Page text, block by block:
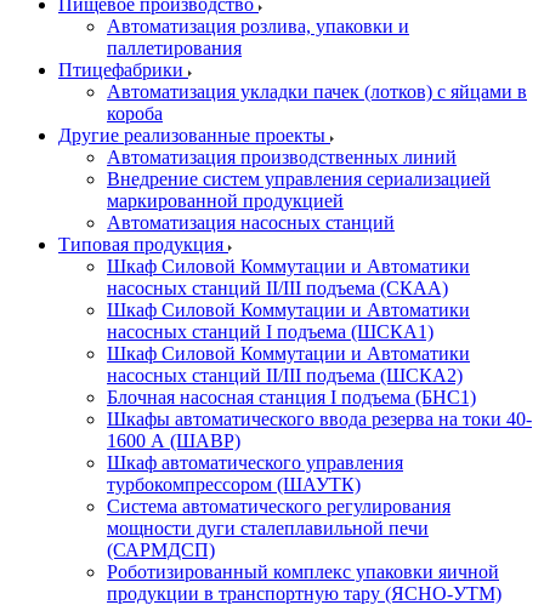
Пищевое производство
Автоматизация розлива, упаковки и
паллетирования
Птицефабрики
Автоматизация укладки пачек (лотков) с яйцами в
короба
Другие реализованные проекты
Автоматизация производственных линий
Внедрение систем управления сериализацией
маркированной продукцией
Автоматизация насосных станций
Типовая продукция
Шкаф Силовой Коммутации и Автоматики
насосных станций II/III подъема (СКАА)
Шкаф Силовой Коммутации и Автоматики
насосных станций I подъема (ШСКА1)
Шкаф Силовой Коммутации и Автоматики
насосных станций II/III подъема (ШСКА2)
Блочная насосная станция I подъема (БНС1)
Шкафы автоматического ввода резерва на токи 40-
1600 А (ШАВР)
Шкаф автоматического управления
турбокомпрессором (ШАУТК)
Система автоматического регулирования
мощности дуги сталеплавильной печи
(САРМДСП)
Роботизированный комплекс упаковки яичной
продукции в транспортную тару (ЯСНО-УТМ)